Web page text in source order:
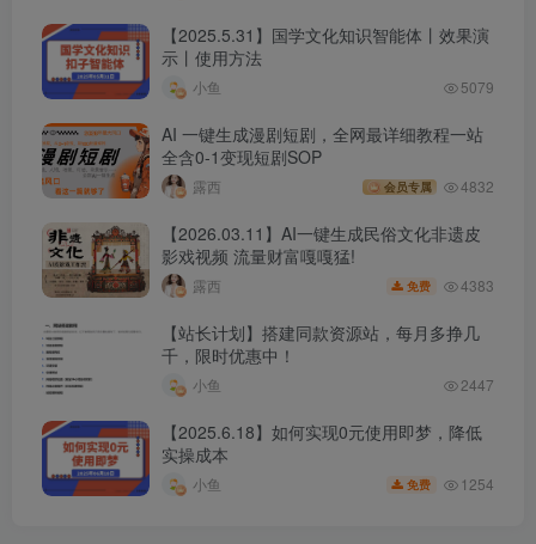
【2025.5.31】国学文化知识智能体丨效果演
示丨使用方法
小鱼 5079
AI 一键生成漫剧短剧，全网最详细教程一站
全含0-1变现短剧SOP
露西 会员专属 4832
【2026.03.11】AI一键生成民俗文化非遗皮
影戏视频 流量财富嘎嘎猛!
露西 免费 4383
【站长计划】搭建同款资源站，每月多挣几
千，限时优惠中！
小鱼 2447
【2025.6.18】如何实现0元使用即梦，降低
实操成本
小鱼 免费 1254